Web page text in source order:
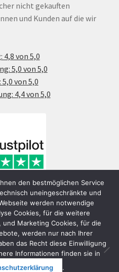
nicht gekauften
und Kunden auf die wir
von 5,0
5,0 von 5,0
von 5,0
4,4 von 5,0
Elektromobilität 2026
den bestmöglichen Service
uneingeschränkte und
werden notwendige
Cookies, für die weitere
Marketing Cookies, für die
werden nur nach Ihrer
das Recht diese Einwilligung
Informationen finden sie in
.